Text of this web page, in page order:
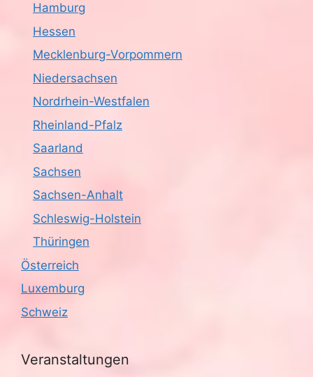
Hamburg
Hessen
Mecklenburg-Vorpommern
Niedersachsen
Nordrhein-Westfalen
Rheinland-Pfalz
Saarland
Sachsen
Sachsen-Anhalt
Schleswig-Holstein
Thüringen
Österreich
Luxemburg
Schweiz
Veranstaltungen